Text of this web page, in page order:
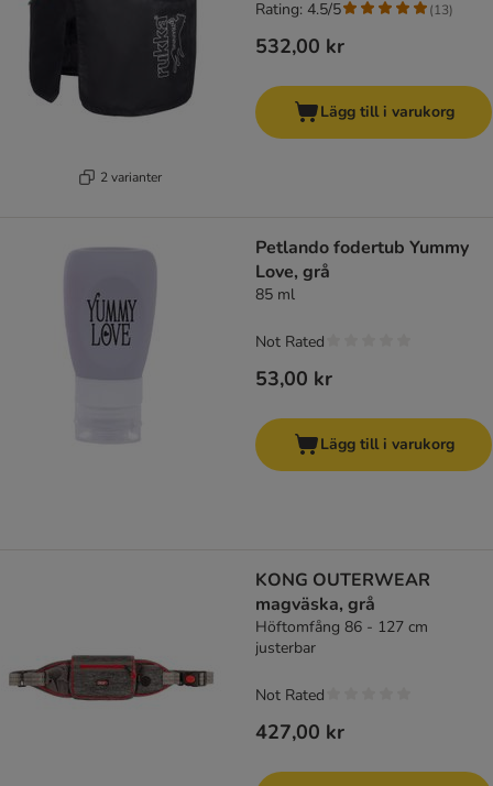
2 varianter
532,00 kr
Rating: 4.5/5 (13)
Lägg till i varukorg
Petlando fodertub Yummy
Love, grå
85 ml
53,00 kr
Not Rated
Lägg till i varukorg
KONG OUTERWEAR
magväska, grå
Höftomfång 86 - 127 cm
justerbar
427,00 kr
Not Rated